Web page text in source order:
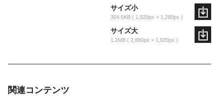
サイズ小
304.5KB 1,920px × 1,280px
サイズ大
1.2MB 2,880px × 1,920px
関連コンテンツ